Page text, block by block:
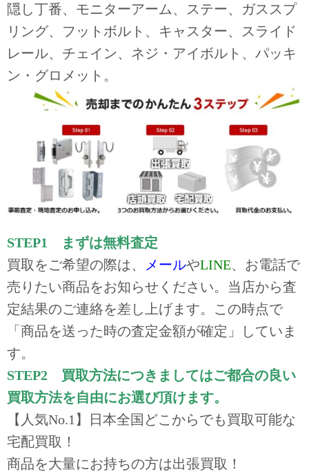
隠し丁番、モニターアーム、ステー、ガススプ
リング、フットボルト、キャスター、スライド
レール、チェイン、ネジ・アイボルト、パッキ
ン・グロメット。
STEP1 まずは無料査定
買取をご希望の際は、
メールやLINE、お電話で
売りたい商品をお知らせください。当店から査
定結果のご連絡を差し上げます。この時点で
「商品を送った時の査定金額が確定」していま
す。
STEP2 買取方法につきましてはご都合の良い
買取方法を自由にお選び頂けます。
【人気No.1】日本全国どこからでも買取可能な
宅配買取！
商品を大量にお持ちの方は出張買取！